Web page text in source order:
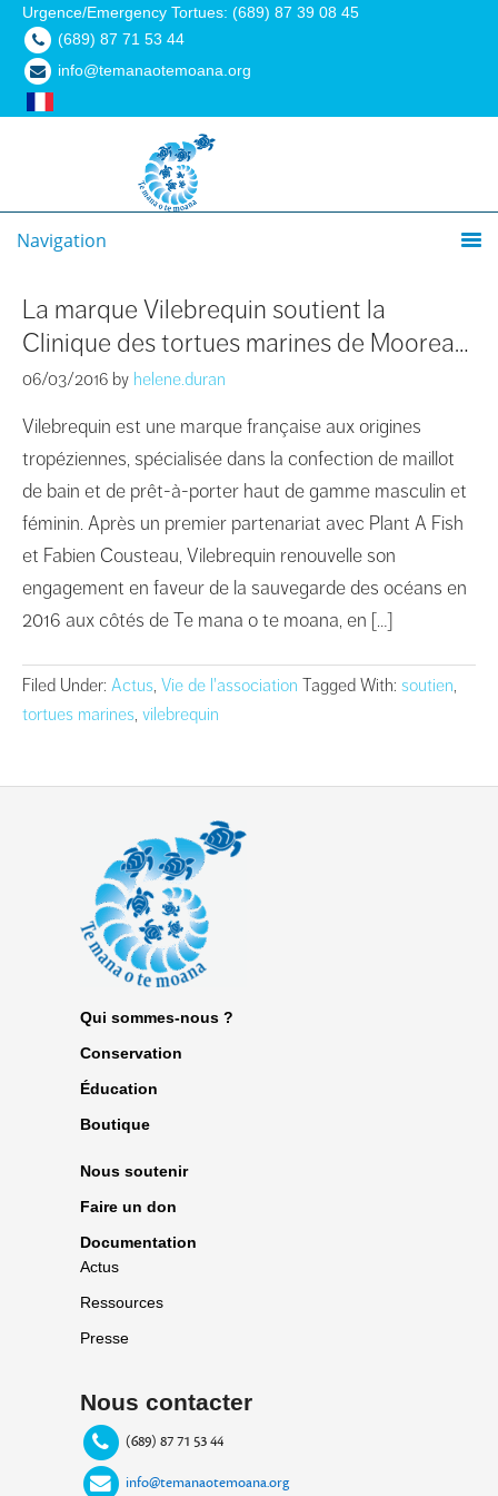
Urgence/Emergency Tortues: (689) 87 39 08 45
(689) 87 71 53 44
info@temanaotemoana.org
Navigation
La marque Vilebrequin soutient la
Clinique des tortues marines de Moorea…
06/03/2016 by helene.duran
Vilebrequin est une marque française aux origines
tropéziennes, spécialisée dans la confection de maillot
de bain et de prêt-à-porter haut de gamme masculin et
féminin. Après un premier partenariat avec Plant A Fish
et Fabien Cousteau, Vilebrequin renouvelle son
engagement en faveur de la sauvegarde des océans en
2016 aux côtés de Te mana o te moana, en […]
Filed Under: Actus, Vie de l'association Tagged With: soutien,
tortues marines, vilebrequin
Qui sommes-nous ?
Conservation
Éducation
Boutique
Nous soutenir
Faire un don
Documentation
Actus
Ressources
Presse
Nous contacter
(689) 87 71 53 44
info@temanaotemoana.org